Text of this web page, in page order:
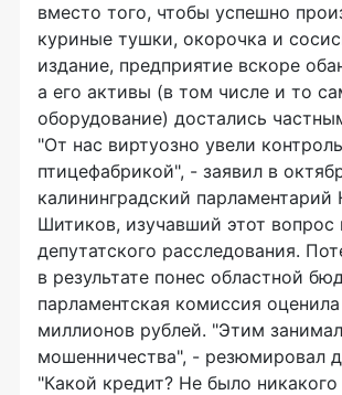
вместо того, чтобы успешно
куриные тушки, окорочка и
издание, предприятие вскоре
а его активы (в том числе и то
оборудование) достались
"От нас виртуозно увели
птицефабрикой", - заявил в
калининградский
Шитиков, изучавший этот вопрос
депутатского расследования.
в результате понес областной
парламентская комиссия
миллионов рублей. "Этим
мошенничества", - резюмировал
"Какой кредит? Не было